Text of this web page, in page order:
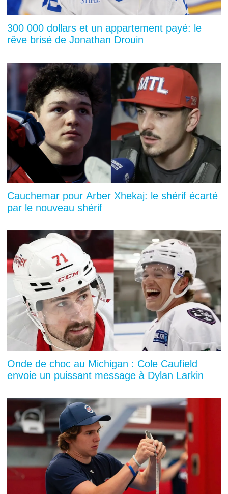
300 000 dollars et un appartement payé: le
rêve brisé de Jonathan Drouin
Cauchemar pour Arber Xhekaj: le shérif écarté
par le nouveau shérif
Onde de choc au Michigan : Cole Caufield
envoie un puissant message à Dylan Larkin